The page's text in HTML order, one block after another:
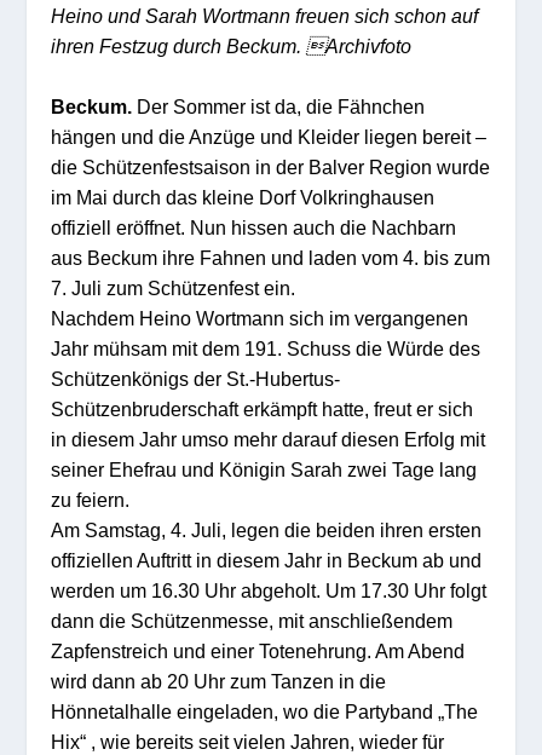
Heino und Sarah Wortmann freuen sich schon auf
ihren Festzug durch Beckum. Archivfoto
Beckum. Der Sommer ist da, die Fähnchen
hängen und die Anzüge und Kleider liegen bereit –
die Schützenfestsaison in der Balver Region wurde
im Mai durch das kleine Dorf Volkringhausen
offiziell eröffnet. Nun hissen auch die Nachbarn
aus Beckum ihre Fahnen und laden vom 4. bis zum
7. Juli zum Schützenfest ein.
Nachdem Heino Wortmann sich im vergangenen
Jahr mühsam mit dem 191. Schuss die Würde des
Schützenkönigs der St.-Hubertus-
Schützenbruderschaft erkämpft hatte, freut er sich
in diesem Jahr umso mehr darauf diesen Erfolg mit
seiner Ehefrau und Königin Sarah zwei Tage lang
zu feiern.
Am Samstag, 4. Juli, legen die beiden ihren ersten
offiziellen Auftritt in diesem Jahr in Beckum ab und
werden um 16.30 Uhr abgeholt. Um 17.30 Uhr folgt
dann die Schützenmesse, mit anschließendem
Zapfenstreich und einer Totenehrung. Am Abend
wird dann ab 20 Uhr zum Tanzen in die
Hönnetalhalle eingeladen, wo die Partyband „The
Hix“ , wie bereits seit vielen Jahren, wieder für